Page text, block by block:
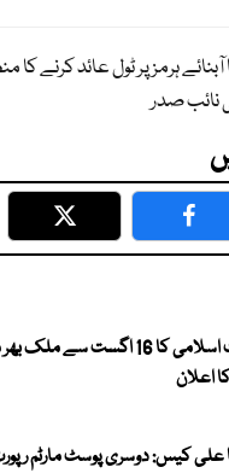
آبنائے ہرمز پر ٹول عائد کرنے کا
نائب صدر
Twitter
جماعت اسلامی کا 16 اگست
اعلان
علی کیس: دوسری پوسٹ مارٹم